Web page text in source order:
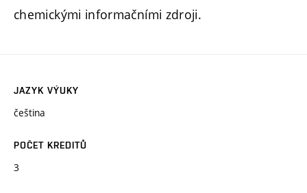
chemickými informačními zdroji.
JAZYK VÝUKY
čeština
POČET KREDITŮ
3